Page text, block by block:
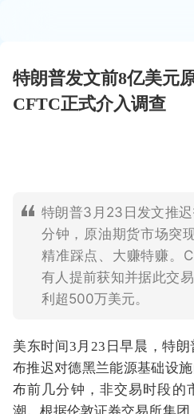
特朗普发文前8亿美元
CFTC正式介入调查
特朗普3月23日发文推
分钟，原油期货市场突
精准踩点、大赚特赚。
有人提前获知并据此交
利超500万美元。
美东时间3月23日早晨，特
布推迟对德黑兰能源基础设
布前几分钟，非交易时段的